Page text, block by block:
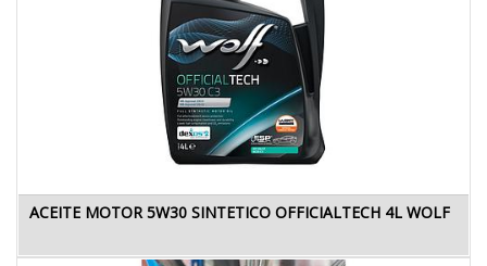
ACEITE MOTOR 5W30 SINTETICO OFFICIALTECH 4L WOLF